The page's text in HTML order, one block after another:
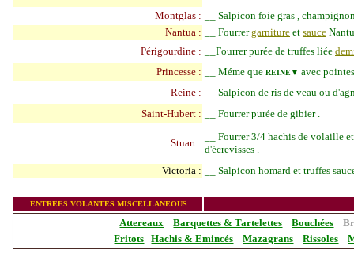
Montglas :
Salpicon foie gras ,
Nantua :
Fourrergarniture et sauce
Périgourdine :
Fourrer purée de truffes liée
Princesse :
Méme que REINE▼ avec
Reine :
Salpicon de ris de veau ou
Saint-Hubert :
Fourrer purée de gibier .
Stuart :
Fourrer 3/4 hachis de volaille
d'écrevisses .
Victoria :
Salpicon homard et truffes
ENTREES VOLANTES MISCELLANEOUS
Attereaux Barquettes & Tartelettes Bouchées
Fritots
Hachis & Emincés Mazagrans Rissoles